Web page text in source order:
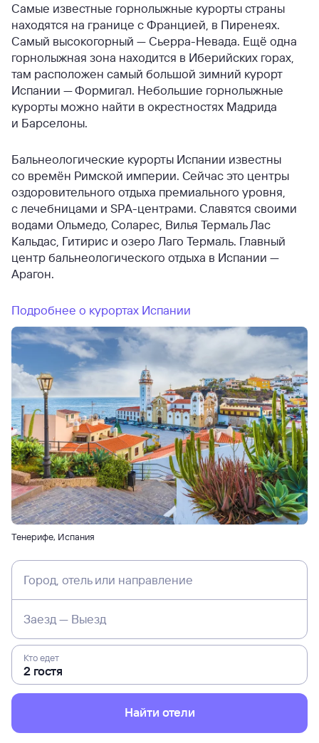
Самые известные горнолыжные курорты страны
находятся на границе с Францией, в Пиренеях.
Самый высокогорный — Сьерра-Невада. Ещё одна
горнолыжная зона находится в Иберийских горах,
там расположен самый большой зимний курорт
Испании — Формигал. Небольшие горнолыжные
курорты можно найти в окрестностях Мадрида
и Барселоны.
Бальнеологические курорты Испании известны
со времён Римской империи. Сейчас это центры
оздоровительного отдыха премиального уровня,
с лечебницами и SPA-центрами. Славятся своими
водами Ольмедо, Соларес, Вилья Термаль Лас
Кальдас, Гитирис и озеро Лаго Термаль. Главный
центр бальнеологического отдыха в Испании —
Арагон.
Подробнее о курортах Испании
Тенерифе, Испания
Город, отель или направление
Заезд — Выезд
Кто едет
Найти отели